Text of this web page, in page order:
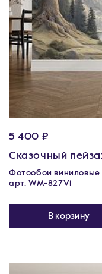
5 400 ₽
Сказочный
Фотообои виниловые
арт. WM-827V1
В корзину